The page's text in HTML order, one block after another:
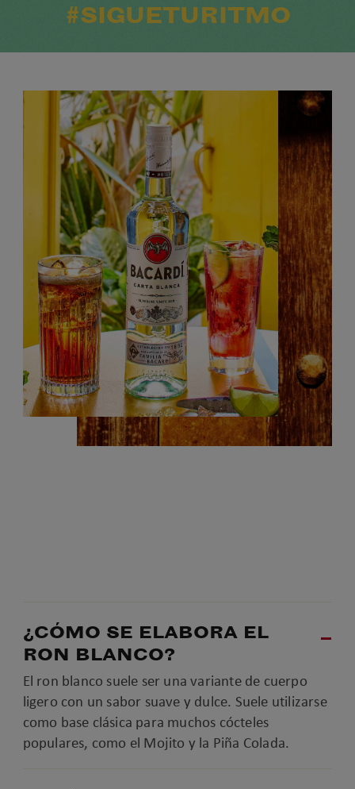
#SIGUETURITMO
¿CÓMO SE ELABORA EL
RON BLANCO?
El ron blanco suele ser una variante de cuerpo
ligero con un sabor suave y dulce. Suele utilizarse
como base clásica para muchos cócteles
populares, como el Mojito y la Piña Colada.